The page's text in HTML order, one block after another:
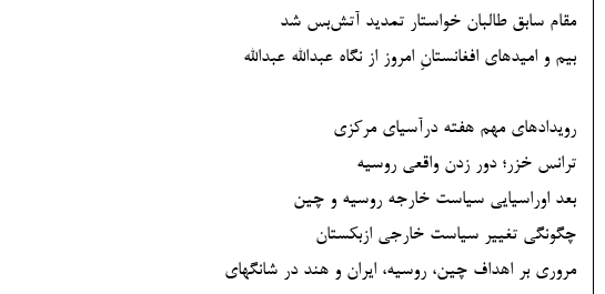
مقام سابق طالبان خواستار تمدید آتش‌بس شد
بیم و امیدهای افغانستانِ امروز از نگاه عبدالله عبدالله
رویدادهای مهم هفته درآسیای مرکزی
ترانس خزر؛ دور زدن واقعی روسیه
بعد اوراسیایی سیاست خارجه روسیه و چین
چگونگی تغییر سیاست خارجی ازبکستان
مروری بر اهداف چین، روسیه، ایران و هند در شانگهای